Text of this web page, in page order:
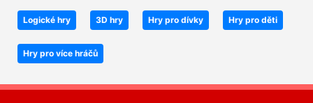
Logické hry 3D hry Hry pro dívky Hry pro děti
Hry pro více hráčů